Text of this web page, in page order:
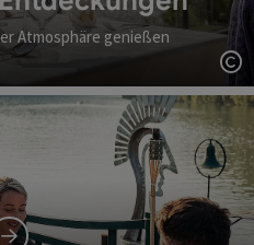
Atmosphäre genießen